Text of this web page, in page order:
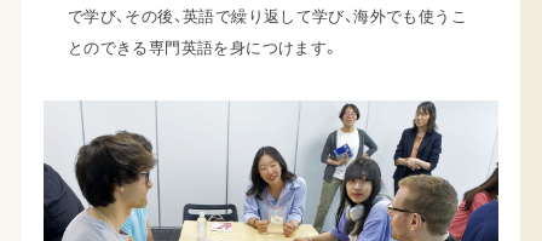
で学び、その後、英語で繰り返して学び、海外でも使うこ
とのできる専門英語を身につけます。